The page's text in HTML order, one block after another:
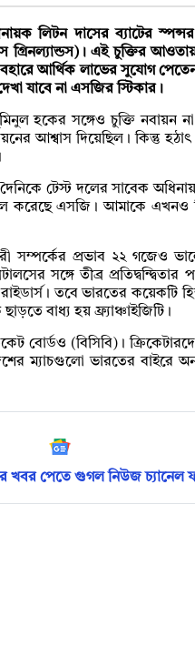
লিটন দাসের ব্যাটের
গ্রিনল্যান্ডস)। এই চুক্তির
আর্থিক লাভের সুযোগ
যাবে না এসজির স্টিকার।
হকের সঙ্গেও চুক্তি নবায়ন না
আশ্বাস দিয়েছিল। কিন্তু হঠাৎ
টেস্ট দলের সাবেক
করেছে এসজি। আমাকে এখনও
সম্পর্কের প্রভাব ২২ গজেও
সঙ্গে তীব্র
তবে ভারতের কয়েকটি
বাধ্য হয় ফ্র্যাঞ্চাইজিটি।
বোর্ডও (বিসিবি)।
ম্যাচগুলো ভারতের বাইরে
খবর পেতে গুগল নিউজ